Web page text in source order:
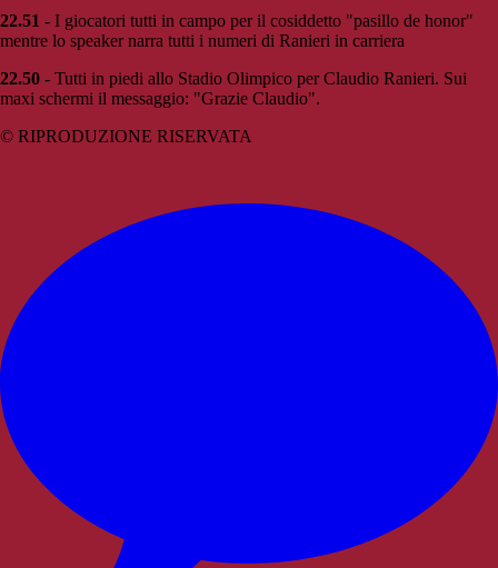
22.51 - I giocatori tutti in campo per il cosiddetto "pasillo de honor"
mentre lo speaker narra tutti i numeri di Ranieri in carriera
22.50 - Tutti in piedi allo Stadio Olimpico per Claudio Ranieri. Sui
maxi schermi il messaggio: "Grazie Claudio".
© RIPRODUZIONE RISERVATA